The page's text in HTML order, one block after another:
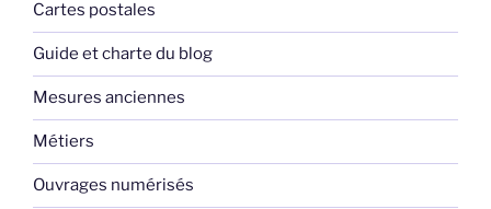
Cartes postales
Guide et charte du blog
Mesures anciennes
Métiers
Ouvrages numérisés